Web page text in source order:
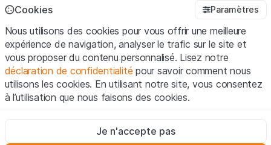
marchés financiers (FINMA) ni enregistrés auprès de la
protection spécifique des investisseurs prévue par la LPCC.
Conditions d'utilisation et informations juridiques
En utilisant le Site Web de Leonteq Securities AG (ci-après
"Site Web"), vous confirmez que vous avez compris et que
vous acceptez les informations juridiques, les notes
vous n'acceptez pas les Conditions d'utilisation, veuillez-
vous abstenir d'utiliser ce Site Web.
Cookies Paramètres
Nous utilisons des cookies pour vous offrir une meilleure
expérience de navigation, analyser le trafic sur le site et
vous proposer du contenu personnalisé. Lisez notre
déclaration de confidentialité pour savoir comment nous
utilisons les cookies. En utilisant notre site, vous consentez
à l’utilisation que nous faisons des cookies.
Ces cookies sont nécessaires au bon fonctionnement du site
Je n'accepte pas